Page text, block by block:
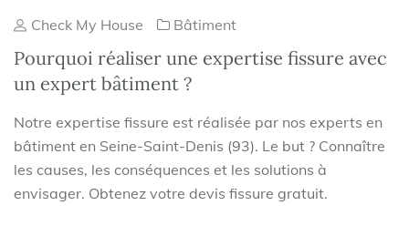
Check My House Bâtiment
Pourquoi réaliser une expertise fissure avec
un expert bâtiment ?
Notre expertise fissure est réalisée par nos experts en
bâtiment en Seine-Saint-Denis (93). Le but ? Connaître
les causes, les conséquences et les solutions à
envisager. Obtenez votre devis fissure gratuit.